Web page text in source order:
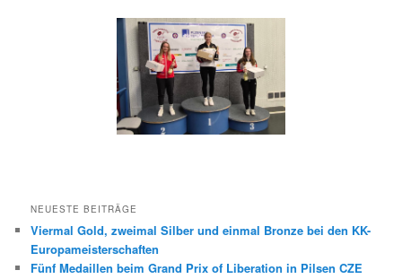
NEUESTE BEITRÄGE
Viermal Gold, zweimal Silber und einmal Bronze bei den KK-
Europameisterschaften
Fünf Medaillen beim Grand Prix of Liberation in Pilsen CZE